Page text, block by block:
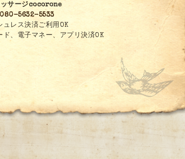
ッサージcocorone
5632-5533
ュレス決済ご利用OK
ド、電子マネー、アプリ決済OK